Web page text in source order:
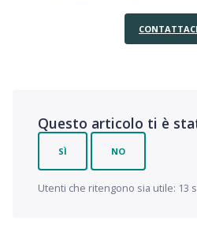
CONTATTACI
Questo articolo ti è
SÌ NO
Utenti che ritengono sia utile: 13